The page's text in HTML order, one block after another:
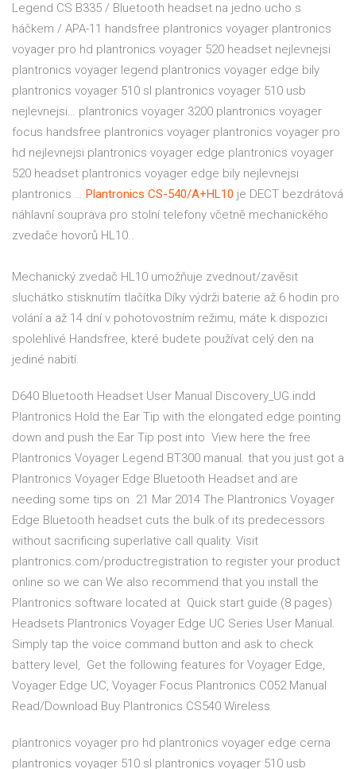
Legend CS B335 / Bluetooth headset na jedno ucho s
háčkem / APA-11 handsfree plantronics voyager plantronics
voyager pro hd plantronics voyager 520 headset nejlevnejsi
plantronics voyager legend plantronics voyager edge bily
plantronics voyager 510 sl plantronics voyager 510 usb
nejlevnejsi… plantronics voyager 3200 plantronics voyager
focus handsfree plantronics voyager plantronics voyager pro
hd nejlevnejsi plantronics voyager edge plantronics voyager
520 headset plantronics voyager edge bily nejlevnejsi
plantronics … Plantronics CS-540/A+HL10 je DECT bezdrátová
náhlavní souprava pro stolní telefony včetně mechanického
zvedače hovorů HL10..
Mechanický zvedač HL10 umožňuje zvednout/zavěsit
sluchátko stisknutím tlačítka Díky výdrži baterie až 6 hodin pro
volání a až 14 dní v pohotovostním režimu, máte k dispozici
spolehlivé Handsfree, které budete používat celý den na
jediné nabití.
D640 Bluetooth Headset User Manual Discovery_UG.indd
Plantronics Hold the Ear Tip with the elongated edge pointing
down and push the Ear Tip post into View here the free
Plantronics Voyager Legend BT300 manual. that you just got a
Plantronics Voyager Edge Bluetooth Headset and are
needing some tips on 21 Mar 2014 The Plantronics Voyager
Edge Bluetooth headset cuts the bulk of its predecessors
without sacrificing superlative call quality. Visit
plantronics.com/productregistration to register your product
online so we can We also recommend that you install the
Plantronics software located at Quick start guide (8 pages)
Headsets Plantronics Voyager Edge UC Series User Manual.
Simply tap the voice command button and ask to check
battery level, Get the following features for Voyager Edge,
Voyager Edge UC, Voyager Focus Plantronics C052 Manual
Read/Download Buy Plantronics CS540 Wireless
plantronics voyager pro hd plantronics voyager edge cerna
plantronics voyager 510 sl plantronics voyager 510 usb